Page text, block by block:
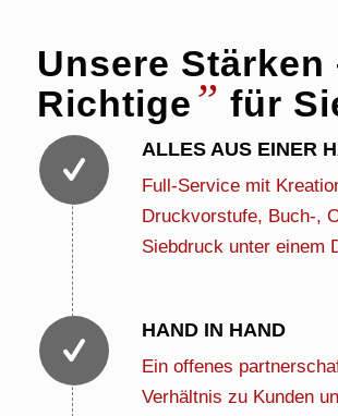
Unsere Stärken
Richtige ” für
ALLES AUS EINER
Full-Service mit
Druckvorstufe, Buch-,
Siebdruck unter einem
HAND IN HAND
Ein offenes
Verhältnis zu Kunden